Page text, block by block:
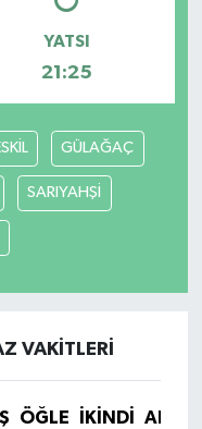
YATSI
21:25
GÜLAĞAÇ
SARIYAHŞİ
VAKITLERI
ÖĞLE İKINDI